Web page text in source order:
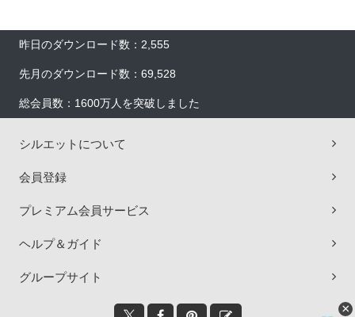
昨日のダウンロード数：2,555
先月のダウンロード数：69,528
総会員数：1600万人を突破しました
シルエットについて
会員登録
プレミアム会員サービス
ヘルプ＆ガイド
グループサイト
×